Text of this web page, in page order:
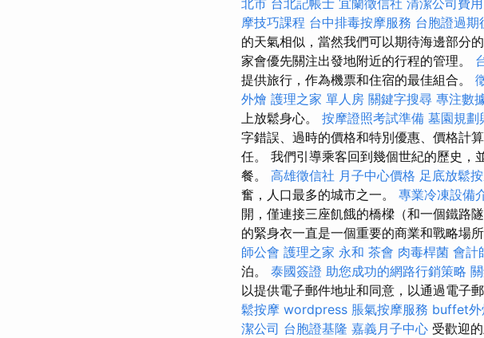
摩技巧課程 台中排毒按摩服務 台胞證過期
的天氣相似，當然我們可以期待海邊部分
家會優先關注出發地附近的行程的管理。
提供旅行，作為機票和住宿的最佳組合。
外燴 護理之家 單人房 關鍵字搜尋 專注數
上放鬆身心。 按摩證照考試準備 墓園規劃
字錯誤、過時的價格和特別優惠、價格計
任。 我們引導乘客回到幾個世紀的歷史，
餐。 高雄徵信社 月子中心價格 足底放鬆
奮，人口最多的城市之一。 專業冷凍設備
開，僅連接三座飢餓的橋樑（和一個鐵路隧
的緊身衣一直是一個重要的商業和戰略場
師公會 護理之家 永和 茶會 肉毒桿菌 會計
泊。 泰國簽證 助您成功的網路行銷策略
以提供電子郵件地址和同意，以通過電子
鬆按摩 wordpress 脹氣按摩服務 buffet外
潔公司 台胞證基隆 嘉義月子中心 受歡迎